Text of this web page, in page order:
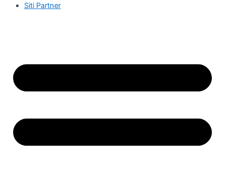
Siti Partner